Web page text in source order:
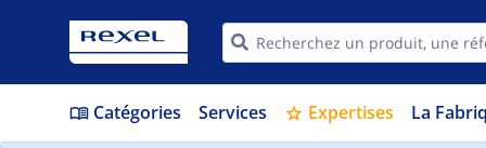
menu_book Catégories Services star Expertises La